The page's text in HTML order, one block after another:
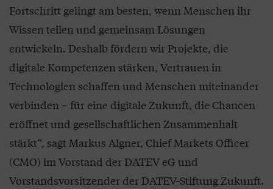
Fortschritt gelingt am besten, wenn Menschen ihr
Wissen teilen und gemeinsam Lösungen
entwickeln. Deshalb fördern wir Projekte, die
digitale Kompetenzen stärken, Vertrauen in
Technologien schaffen und Menschen miteinander
verbinden – für eine digitale Zukunft, die Chancen
eröffnet und gesellschaftlichen Zusammenhalt
stärkt“, sagt Markus Algner, Chief Markets Officer
(CMO) im Vorstand der DATEV eG und
Vorstandsvorsitzender der DATEV-Stiftung Zukunft.